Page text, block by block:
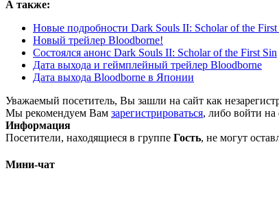
А также:
Новые подробности Dark Souls II: Scholar of the First
Новый трейлер Bloodborne!
Состоялся анонс Dark Souls II: Scholar of the First Sin
Дата выхода и геймплейный трейлер Bloodborne
Дата выхода Bloodborne в Японии
Уважаемый посетитель, Вы зашли на сайт как
Мы рекомендуем Вам зарегистрироваться, либо войти
Информация
Посетители, находящиеся в группе Гость, не могут
Мини-чат